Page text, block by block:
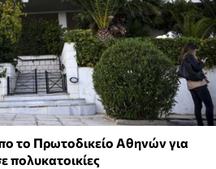
το Πρωτοδικείο Αθηνών για
πολυκατοικίες